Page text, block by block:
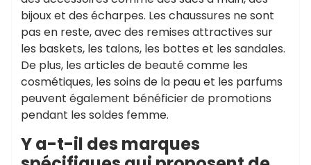
bijoux et des écharpes. Les chaussures ne sont
pas en reste, avec des remises attractives sur
les baskets, les talons, les bottes et les sandales.
De plus, les articles de beauté comme les
cosmétiques, les soins de la peau et les parfums
peuvent également bénéficier de promotions
pendant les soldes femme.
Y a-t-il des marques